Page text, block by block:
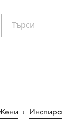
Търси
›